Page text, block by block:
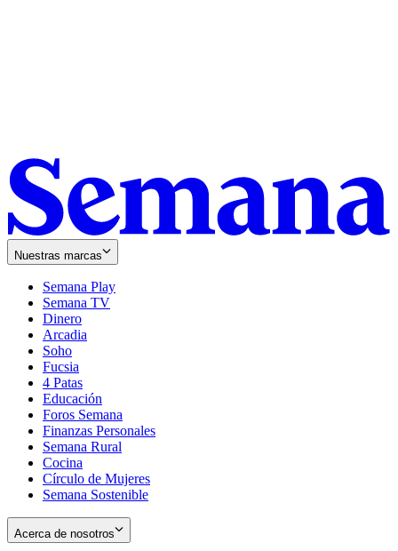
Nuestras marcas
Semana Play
Semana TV
Dinero
Arcadia
Soho
in
new
window
Fucsia
in
new
window
4 Patas
Educación
Foros Semana
Finanzas Personales
Semana Rural
Cocina
Círculo de Mujeres
Semana Sostenible
Acerca de nosotros